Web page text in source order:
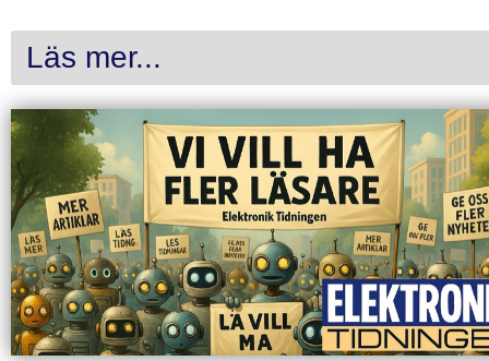
Läs mer...